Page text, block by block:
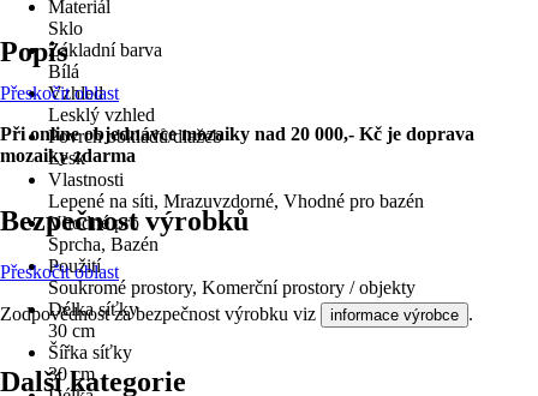
Materiál
Sklo
Základní barva
Bílá
Vzhled
Lesklý vzhled
Povrch obkladů/dlažeb
Lesk
Vlastnosti
Lepené na síti, Mrazuvzdorné, Vhodné pro bazén
Vhodné pro
Sprcha, Bazén
Použití
Soukromé prostory, Komerční prostory / objekty
Délka síťky
30 cm
Šířka síťky
30 cm
Popis
Přeskočit oblast
Při online objednávce mozaiky nad 20 000,- Kč je doprava
mozaiky zdarma
Bezpečnost výrobků
Přeskočit oblast
Zodpovědnost za bezpečnost výrobku viz informace výrobce .
Další kategorie